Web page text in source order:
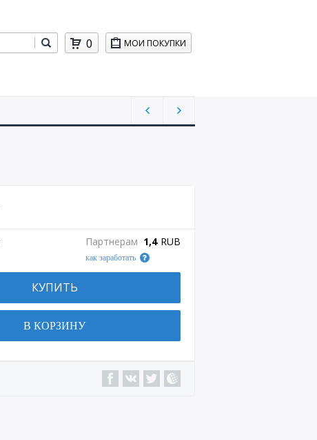
МОИ ПОКУПКИ
0
Партнерам 1,4 RUB
как заработать
КУПИТЬ
В КОРЗИНУ